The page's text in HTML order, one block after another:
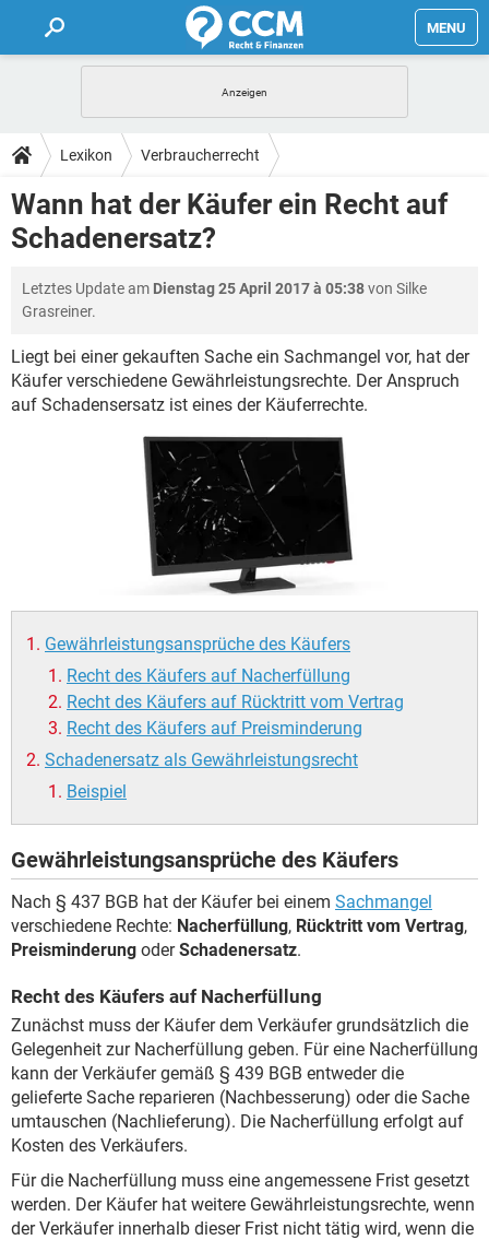
MENU
FORUM
TIPPS
LEXIKON
Lexikon Verbraucherrecht
Wann hat der Käufer ein Recht auf
Schadenersatz?
Letztes Update am Dienstag 25 April 2017 à 05:38von Silke
Grasreiner.
Liegt bei einer gekauften Sache ein Sachmangel vor, hat der
Käufer verschiedene Gewährleistungsrechte. Der Anspruch
auf Schadensersatz ist eines der Käuferrechte.
Gewährleistungsansprüche des Käufers
Recht des Käufers auf Nacherfüllung
Recht des Käufers auf Rücktritt vom Vertrag
Recht des Käufers auf Preisminderung
Schadenersatz als Gewährleistungsrecht
Beispiel
Gewährleistungsansprüche des Käufers
Nach § 437 BGB hat der Käufer bei einem Sachmangel
verschiedene Rechte: Nacherfüllung, Rücktritt vom Vertrag,
Preisminderung oderSchadenersatz.
Recht des Käufers auf Nacherfüllung
Zunächst muss der Käufer dem Verkäufer grundsätzlich die
Gelegenheit zur Nacherfüllung geben. Für eine Nacherfüllung
kann der Verkäufer gemäß § 439 BGB entweder die
gelieferte Sache reparieren (Nachbesserung) oder die Sache
umtauschen (Nachlieferung). Die Nacherfüllung erfolgt auf
Kosten des Verkäufers.
Für die Nacherfüllung muss eine angemessene Frist gesetzt
werden. Der Käufer hat weitere Gewährleistungsrechte, wenn
der Verkäufer innerhalb dieser Frist nicht tätig wird, wenn die